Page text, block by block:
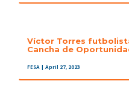
Víctor Torres
Cancha de
FESA | April 27, 2023